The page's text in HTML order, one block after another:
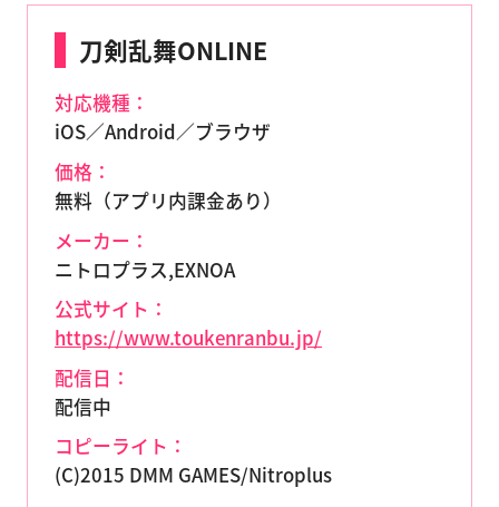
刀剣乱舞ONLINE
対応機種：
iOS／Android／ブラウザ
価格：
無料（アプリ内課金あり）
メーカー：
ニトロプラス,EXNOA
公式サイト：
https://www.toukenranbu.jp/
配信日：
配信中
コピーライト：
(C)2015 DMM GAMES/Nitroplus